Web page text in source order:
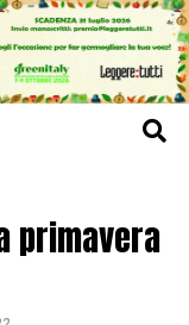
primavera